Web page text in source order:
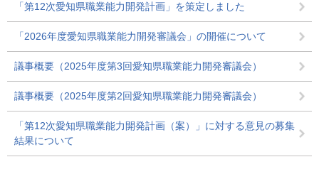
「第12次愛知県職業能力開発計画」を策定しました
「2026年度愛知県職業能力開発審議会」の開催について
議事概要（2025年度第3回愛知県職業能力開発審議会）
議事概要（2025年度第2回愛知県職業能力開発審議会）
「第12次愛知県職業能力開発計画（案）」に対する意見の募集
結果について